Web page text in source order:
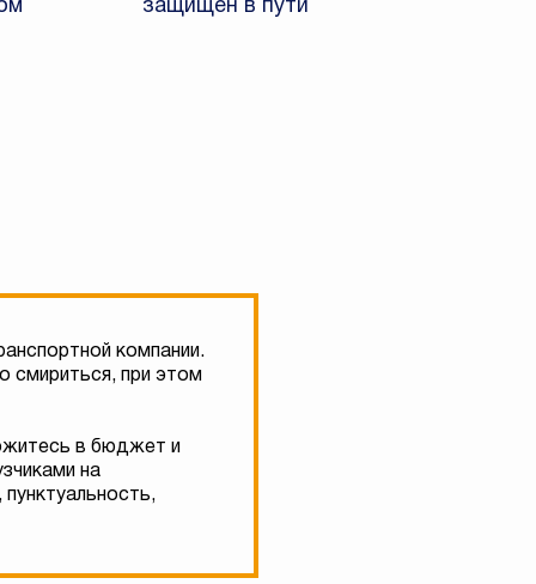
защищен в пути
компании.
смириться, при этом
в бюджет и
на